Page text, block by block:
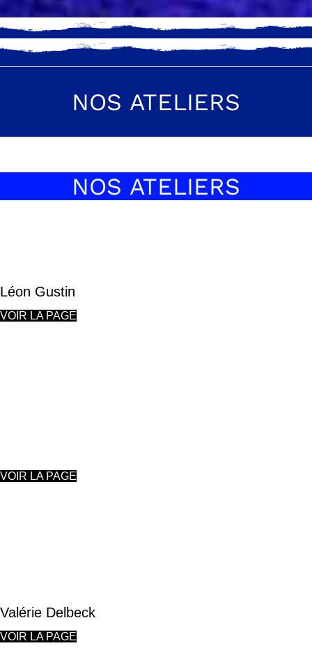
NOS ATELIERS
NOS ATELIERS
Léon Gustin
VOIR LA PAGE
VOIR LA PAGE
Valérie Delbeck
VOIR LA PAGE